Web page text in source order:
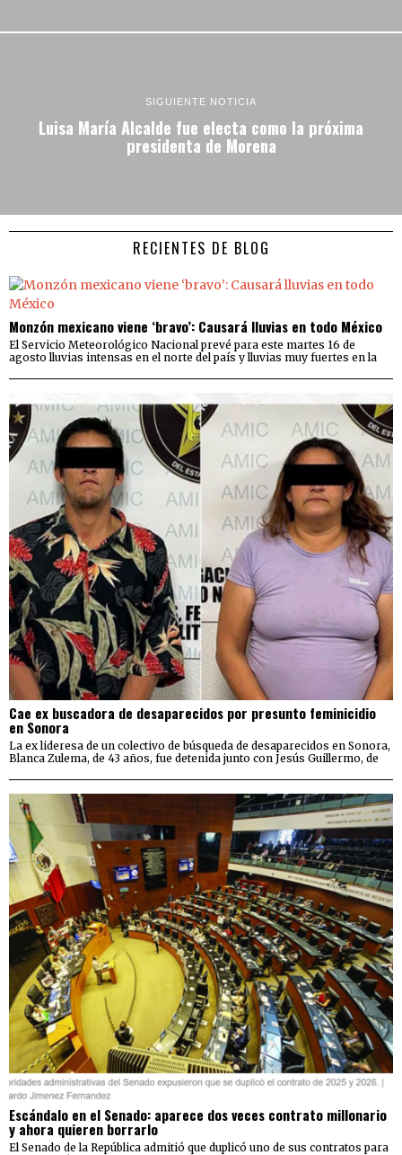
SIGUIENTE NOTICIA
Luisa María Alcalde fue electa como la próxima
presidenta de Morena
RECIENTES DE BLOG
Monzón mexicano viene ‘bravo’: Causará lluvias en todo México
El Servicio Meteorológico Nacional prevé para este martes 16 de
agosto lluvias intensas en el norte del país y lluvias muy fuertes en la
Cae ex buscadora de desaparecidos por presunto feminicidio
en Sonora
La ex lideresa de un colectivo de búsqueda de desaparecidos en Sonora,
Blanca Zulema, de 43 años, fue detenida junto con Jesús Guillermo, de
Escándalo en el Senado: aparece dos veces contrato millonario
y ahora quieren borrarlo
El Senado de la República admitió que duplicó uno de sus contratos para